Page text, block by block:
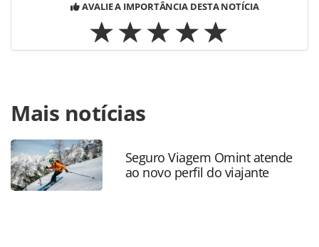
AVALIE A IMPORTÂNCIA DESTA NOTÍCIA
https://www.panrotas.com.br/aviacao/empresas/2024/07/
airlines-abre-vendas-de-mais-uma-frequencia-de-voo-em-
florianopolis_207122.html ou as ferramentas oferecidas na
página. Todo o conteúdo produzido pela PANROTAS
Editora é protegido pela legislação brasileira sobre direito
autoral. Não reproduza o conteúdo sem autorização da
Mais notícias
Seguro Viagem Omint atende
ao novo perfil do viajante